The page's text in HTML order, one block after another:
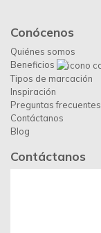
Conócenos
Quiénes somos
Beneficios
Tipos de marcación
Inspiración
Preguntas frecuentes
Contáctanos
Blog
Contáctanos